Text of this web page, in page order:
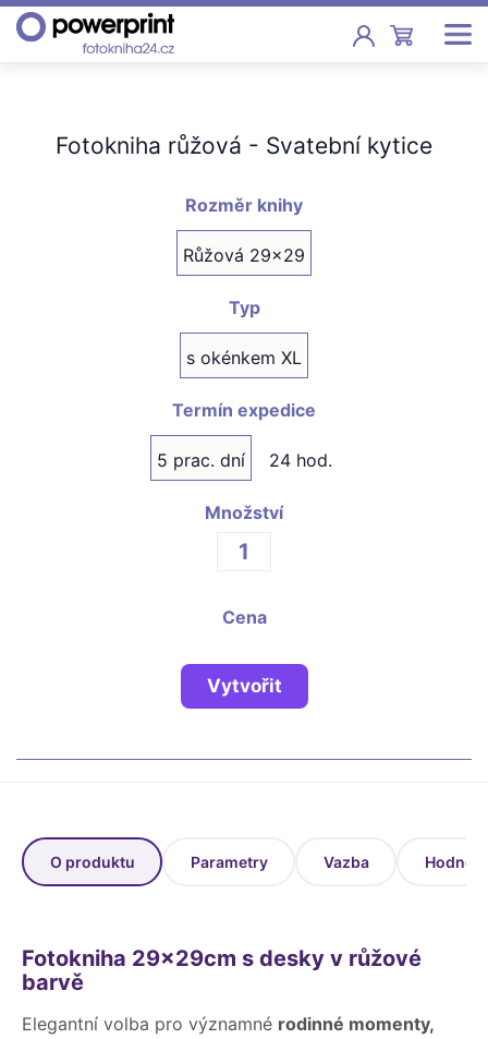
Pevná vazba, sešity, poukazy
Fotokalendáře
Fotokniha růžová - Svatební kytice
Rozměr knihy
Růžová 29x29
Typ
s okénkem XL
Termín expedice
5 prac. dní 24 hod.
Množství
Cena
Vytvořit
O produktu Parametry Vazba
Fotokniha 29x29cm s desky v růžové
barvě
Elegantní volba pro významné rodinné momenty,